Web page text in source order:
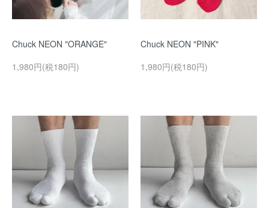
Chuck NEON "ORANGE"
1,980円(税180円)
Chuck NEON "PINK"
1,980円(税180円)